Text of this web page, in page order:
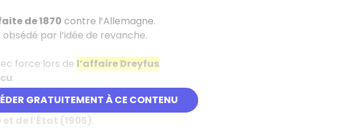
GRATUITEMENT À CE CONTENU
de 1870 contre l’Allemagne.
obsédé par l’idée de revanche.
force lors de l’affaire Dreyfus.
.
du Conseilen 1906.
de l’État (1905)